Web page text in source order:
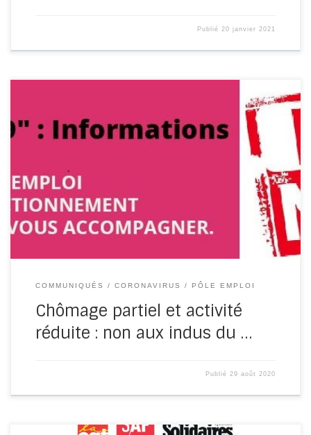
Publié20 janvier 2021
allocation chômage et un revenu issu d’une activité
salariée réduite, il est […]
COMMUNIQUÉS CORONAVIRUS PÔLE EMPLOI
Chômage partiel et activité
réduite : non aux indus du …
Publié 29 août 2020